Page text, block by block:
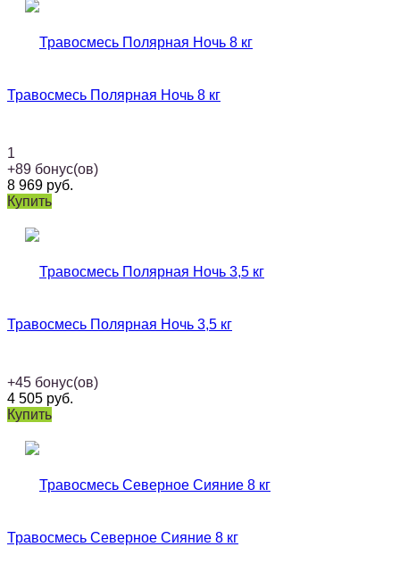
Травосмесь Полярная Ночь 8 кг
1
+89 бонус(ов)
8 969 руб.
Купить
Травосмесь Полярная Ночь 3,5 кг
+45 бонус(ов)
4 505 руб.
Купить
Травосмесь Северное Сияние 8 кг